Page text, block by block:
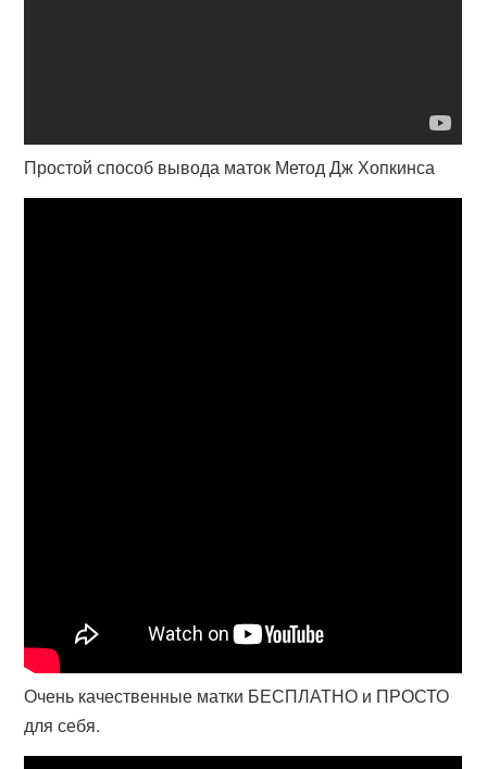
Простой способ вывода маток Метод Дж Хопкинса
Очень качественные матки БЕСПЛАТНО и ПРОСТО
для себя.